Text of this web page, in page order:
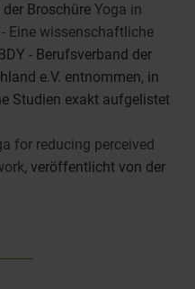
der BroschüreYoga in
Eine wissenschaftliche
- Berufsverband der
e.V. entnommen, in
Studien exakt aufgelistet
for reducing perceived
, veröffentlicht von der